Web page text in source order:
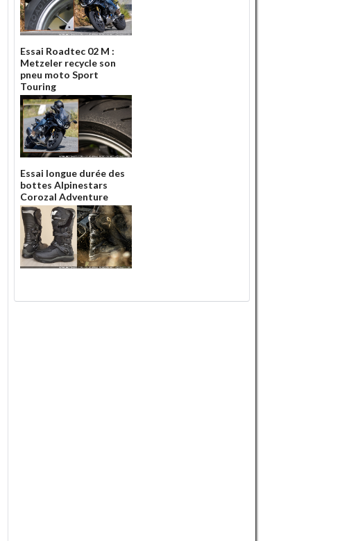
Essai Roadtec 02 M :
Metzeler recycle son
pneu moto Sport
Touring
Essai longue durée des
bottes Alpinestars
Corozal Adventure